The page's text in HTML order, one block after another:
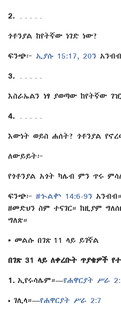
2.
ጎቶንያል ከየትኛው ነገድ ነው?
ፍንጭ፦ ኢያሱ 15:17, 20ን
3.
እስራኤልን ነፃ ያወጣው ከየትኛው
4.
እውነት ወይስ ሐሰት? ጎቶንያል
ለውይይት፦
የጎቶንያል አጎት ካሌብ ምን ጥሩ
ፍንጭ፦ ዘኍልቍ 14:6-9ን
ዘመድህን ስም ተናገር። ከዚያም
ግለጽ።
▪ መልሱ በገጽ 11 ላይ ይገኛል
በገጽ 31 ላይ ለቀረቡት ጥያቄዎች
1. ኢየሩሳሌም።—የሐዋርያት ሥራ
▪ ገሊላ።—የሐዋርያት ሥራ 2:7